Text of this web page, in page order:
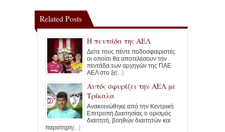
Related Posts
Η πεντάδα της ΑΕΛ
Δείτε τους πέντε ποδοσφαιριστές
οι οποίοι θα αποτελέσουν την
πεντάδα των αρχηγών της ΠΑΕ
ΑΕΛ στο ξε[...]
Αυτός σφυρίζει την ΑΕΛ με
Τρίκαλα
Ανακοινώθηκε από την Κεντρική
Επιτροπή Διαιτησίας ο ορισμός
διαιτητή, βοηθών διαιτητών και
παρατηρη [...]